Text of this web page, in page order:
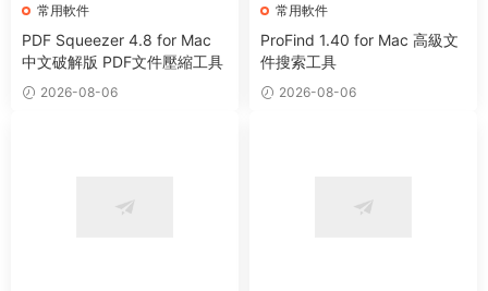
常用軟件
PDF Squeezer 4.8 for Mac
中文破解版 PDF文件壓縮工具
2026-08-06
常用軟件
ProFind 1.40 for Mac 高級文
件搜索工具
2026-08-06